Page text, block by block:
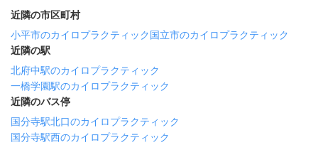
近隣の市区町村
小平市のカイロプラクティック 国立市のカイロプラクティック
近隣の駅
北府中駅のカイロプラクティック
一橋学園駅のカイロプラクティック
近隣のバス停
国分寺駅北口のカイロプラクティック
国分寺駅西のカイロプラクティック